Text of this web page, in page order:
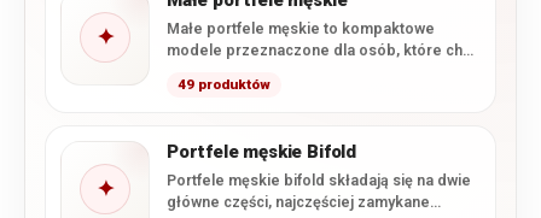
✦
Małe portfele męskie to kompaktowe
modele przeznaczone dla osób, które chcą
banknoty…
49 produktów
✦
Portfele męskie Bifold
Portfele męskie bifold składają się na dwie
główne części, najczęściej zamykane